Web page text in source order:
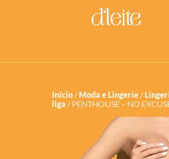
Início / Moda e Lingerie /
liga / PENTHOUSE – NO